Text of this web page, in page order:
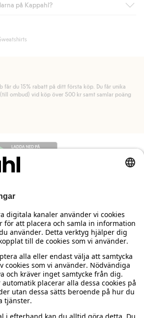
Club har du alltid gratis frakt till butik
in och identifierats som medlem.
på Kappahl?
swish men även andra betalningssätt.
får du 15% rabatt på ditt första köp. Du får unika
ombud) vid köp över 500 kr samt samlar poäng